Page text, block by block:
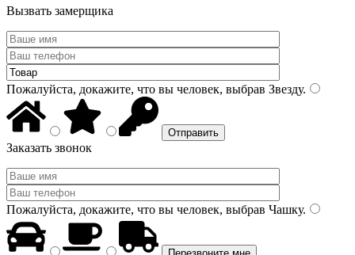
Вызвать замерщика
Пожалуйста, докажите, что вы человек, выбрав Звезду.
Заказать звонок
Пожалуйста, докажите, что вы человек, выбрав Чашку.